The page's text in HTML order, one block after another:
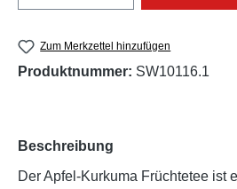
Zum Merkzettel hinzufügen
Produktnummer: SW10116.1
Beschreibung
Der Apfel-Kurkuma Früchtetee ist